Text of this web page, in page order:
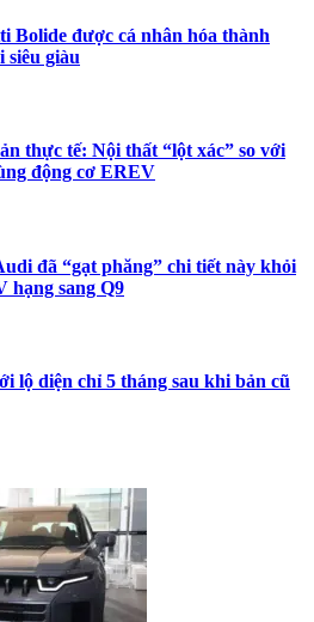
Bolide được cá nhân hóa thành
siêu giàu
thực tế: Nội thất “lột xác” so với
động cơ EREV
đã “gạt phăng” chi tiết này khỏi
hạng sang Q9
lộ diện chỉ 5 tháng sau khi bản cũ